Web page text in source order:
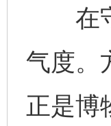
在守
气度。
正是博